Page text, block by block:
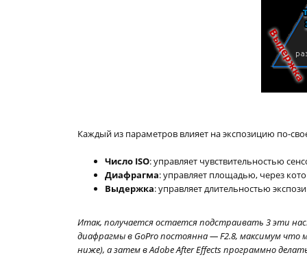
Каждый из параметров влияет на экспозицию по-
Число ISO: управляет чувствительностью
Диафрагма: управляет площадью, через
Выдержка: управляет длительностью
Итак, получается остается подстраивать 3 эти
диафрагмы в GoPro постоянна — F2.8, максимум что
ниже), а затем в Adobe After Effects программно